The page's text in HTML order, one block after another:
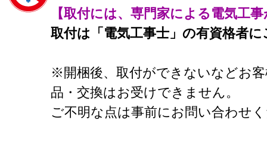
【取付には、専門家による電気工
取付は「電気工事士」の有資格者
※開梱後、取付ができないなどお
品・交換はお受けできません。
ご不明な点は事前にお問い合わせ